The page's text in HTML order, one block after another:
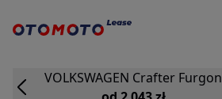
VOLKSWAGEN Crafter Furgon